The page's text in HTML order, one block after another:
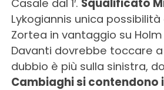
Casale dal 1′. Squalificato
Lykogiannis unica
Zortea in vantaggio su
Davanti dovrebbe toccare a
dubbio è più sulla sinistra,
Cambiaghi si contendono